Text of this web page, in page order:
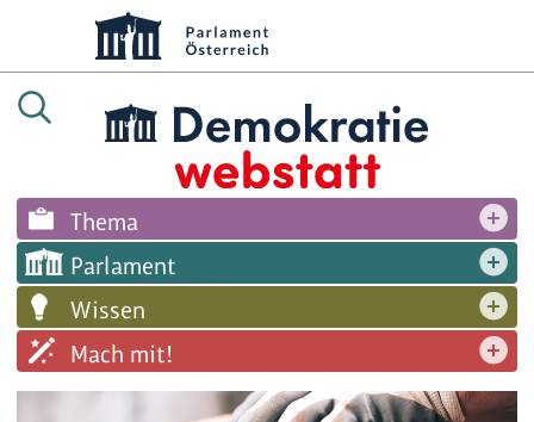
Thema
Parlament
Wissen
Mach mit!